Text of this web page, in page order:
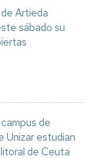
Artieda
sábado su
de
Unizar estudian
de Ceuta